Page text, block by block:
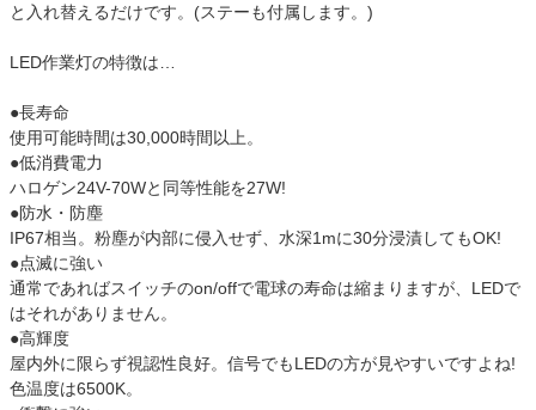
と入れ替えるだけです。(ステーも付属します。)
LED作業灯の特徴は…
●長寿命
使用可能時間は30,000時間以上。
●低消費電力
ハロゲン24V-70Wと同等性能を27W!
●防水・防塵
IP67相当。粉塵が内部に侵入せず、水深1mに30分浸漬してもOK!
●点滅に強い
通常であればスイッチのon/offで電球の寿命は縮まりますが、LEDで
はそれがありません。
●高輝度
屋内外に限らず視認性良好。信号でもLEDの方が見やすいですよね!
色温度は6500K。